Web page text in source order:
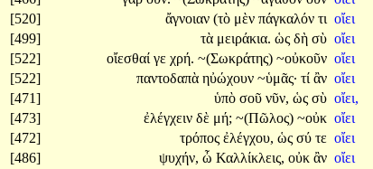
[520]
ἄγνοιαν (τὸ μὲν πάγκαλόν τι οἴει
[499]
τὰ μειράκια. ὡς δὴ σὺ οἴει
[522]
οἴεσθαί γε χρή. ~(Σωκράτης) ~οὐκοῦν οἴει
[522]
παντοδαπὰ ηὐώχουν ~ὑμᾶς· τί ἂν οἴει
[471]
ὑπὸ σοῦ νῦν, ὡς σὺ οἴει,
[473]
ἐλέγχειν δὲ μή; ~(Πῶλος) ~οὐκ οἴει
[472]
τρόπος ἐλέγχου, ὡς σύ τε οἴει
[486]
ψυχήν, ὦ Καλλίκλεις, οὐκ ἂν οἴει